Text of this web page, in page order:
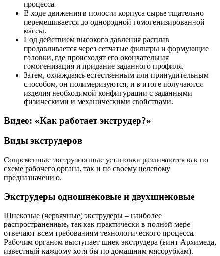
процесса.
В ходе движения в полости корпуса сырье тщательно
перемешивается до однородной гомогенизированной
массы.
Под действием высокого давления расплав
продавливается через сетчатые фильтры и формующие
головки, где происходят его окончательная
гомогенизация и придание заданного профиля.
Затем, охлаждаясь естественным или принудительным
способом, он полимеризуются, и в итоге получаются
изделия необходимой конфигурации с заданными
физическими и механическими свойствами.
Видео: «Как работает экструдер?»
Виды экструдеров
Современные экструзионные установки различаются как по
схеме рабочего органа, так и по своему целевому
предназначению.
Экструдеры одношнековые и двухшнековые
Шнековые (червячные) экструдеры – наиболее
распространенные, так как практически в полной мере
отвечают всем требованиям технологического процесса.
Рабочим органом выступает шнек экструдера (винт Архимеда,
известный каждому хотя бы по домашним мясорубкам).